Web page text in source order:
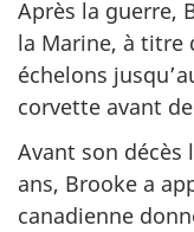
Après la guerre,
la Marine, à titre
échelons
corvette avant
Avant son décès
ans, Brooke a
canadienne